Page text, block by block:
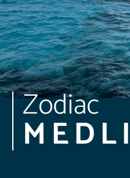
Zodiac